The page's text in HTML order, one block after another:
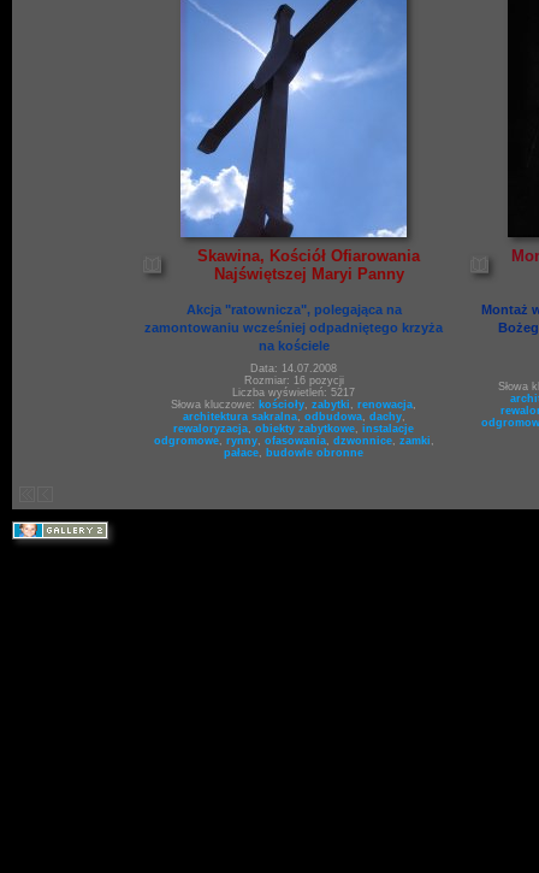
Skawina, Kościół Ofiarowania
Najświętszej Maryi Panny
Akcja "ratownicza", polegająca na
zamontowaniu wcześniej odpadniętego krzyża
na kościele
Data: 14.07.2008
Rozmiar: 16 pozycji
Liczba wyświetleń: 5217
Słowa kluczowe: kościoły, zabytki , renowacja,
architektura sakralna, odbudowa, dachy,
rewaloryzacja, obiekty zabytkowe, instalacje
odgromowe, rynny, ofasowania, dzwonnice, zamki ,
pałace, budowle obronne
Montaż
Słowa